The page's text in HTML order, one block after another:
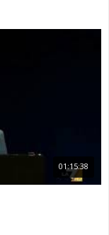
01:15:38